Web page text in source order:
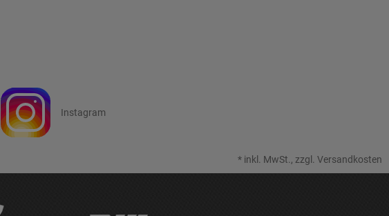
Instagram
* inkl. MwSt., zzgl. Versandkosten